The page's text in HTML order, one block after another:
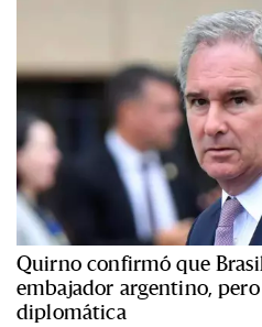
Quirno confirmó que
embajador argentino,
diplomática